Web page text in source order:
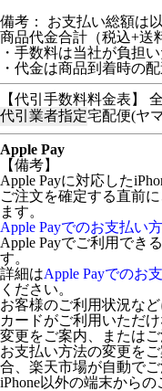
備考： お支払い総額は
商品代金合計（税込+送
・手数料は当社が負担い
・代金は商品到着時の
【代引手数料料金表】
代引業者指定宅配便(ヤ
Apple Pay
【備考】
Apple Payに対応した
ご注文を確定する直前
ます。
Apple Payでのお支払い
Apple Payでご利用でき
す。
詳細はApple Payでのお
ください。
お客様のご利用状況な
カードがご利用いただ
変更をご案内、または
お支払い方法の変更を
合、楽天市場が自動で
iPhone以外の端末からの